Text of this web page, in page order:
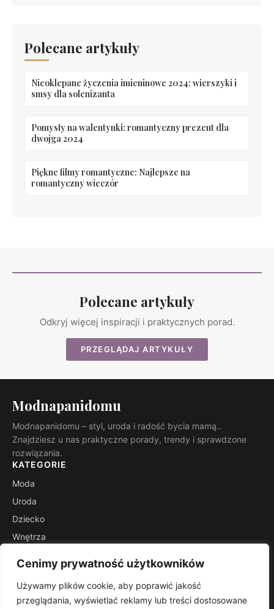
Cenimy prywatność użytkowników
Używamy plików cookie, aby poprawić jakość
przeglądania, wyświetlać reklamy lub treści dostosowane
Polecane artykuły
Nieoklepane życzenia imieninowe 2024: wierszyki i
smsy dla solenizanta
Pomysły na walentynki: romantyczny prezent dla
dwojga 2024
Piękne filmy romantyczne: Najlepsze na
romantyczny wieczór
Polecane artykuły
Odkryj więcej inspiracji i praktycznych porad.
PRZEGLĄDAJ ARTYKUŁY
Modnapanidomu
Modnapanidomu – styl, uroda i radość bycia mamą..
Znajdziesz u nas praktyczne porady, trendy i sprawdzone
rozwiązania.
KATEGORIE
Moda
Uroda
Dziecko
Wnętrza
INFORMACJE
Kontakt